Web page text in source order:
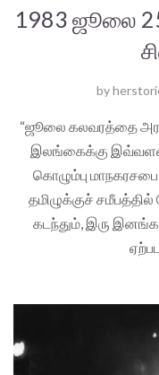
1983 ஜூலை
by
“ஜூலை கலவரத்தை
இலங்கைக்கு இவ்வளவு
கொழும்பு மாநகரசபை
தமிழுக்குச்
கடந்தும், இரு